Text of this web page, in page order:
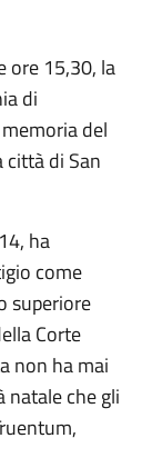
ore 15,30, la
di
del
città di San
ha
come
superiore
Corte
non ha mai
natale che gli